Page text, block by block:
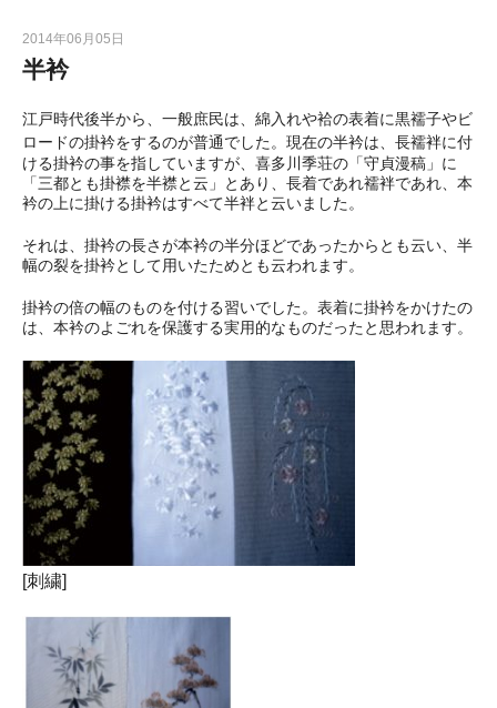
2014年06月05日
半衿
江戸時代後半から、一般庶民は、 綿入れや袷の表着に黒襦子やビ
ロードの掛衿をするのが普通でした。 現在の半衿は、長襦袢に付
ける掛衿の事を指していますが、喜多川季荘の「守貞漫稿」に
「三都とも掛襟を半襟と云」とあり、長着であれ襦袢であれ、本
衿の上に掛ける掛衿はすべて半袢と云いました。
それは、掛衿の長さが本衿の半分ほどであったからとも云い、半
幅の裂を掛衿として用いたためとも云われます。
掛衿の倍の幅のものを付ける習いでした。表着に掛衿をかけたの
は、本衿のよごれを保護する実用的なものだったと思われます。
[刺繍]